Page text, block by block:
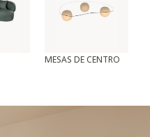
MESAS DE CENTRO